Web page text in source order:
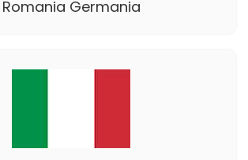
Romania Germania